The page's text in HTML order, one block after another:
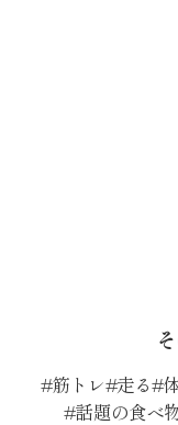
筋トレ 走る
話題の食べ